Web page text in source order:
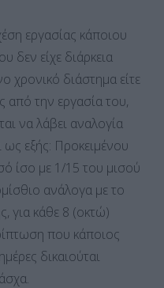
εργασίας κάποιου
δεν είχε διάρκεια
διάστημα είτε
από την εργασία του,
να λάβει αναλογία
εξής: Προκειμένου
ίσο με 1/15 του μισού
ανάλογα με το
για κάθε 8 (οκτώ)
που κάποιος
δικαιούται